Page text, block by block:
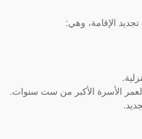
الإقامة، وهي:
لعمر الأسرة الأكبر من ست سنوات.